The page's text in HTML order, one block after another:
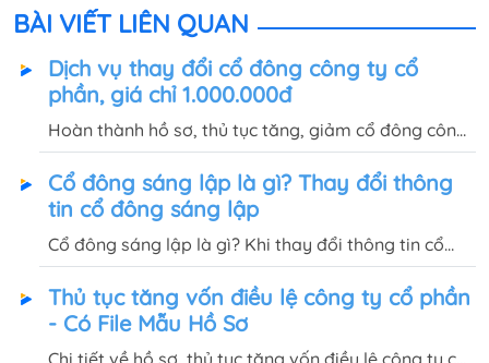
BÀI VIẾT LIÊN QUAN
Dịch vụ thay đổi cổ đông công ty cổ
phần, giá chỉ 1.000.000đ
Hoàn thành hồ sơ, thủ tục tăng, giảm cổ đông công
ty cổ phần trong vòng 1 NGÀY với dịch vụ thay đổi
cổ đông của Quốc Việt, chi phí trọn gói chỉ
1.000.000đ.
Cổ đông sáng lập là gì? Thay đổi thông
tin cổ đông sáng lập
Cổ đông sáng lập là gì? Khi thay đổi thông tin cổ
đông sáng lập, công ty cổ phần có phải thông báo
với Phòng Đăng ký kinh doanh không? Hồ sơ gồm
những gì?
Thủ tục tăng vốn điều lệ công ty cổ phần
- Có File Mẫu Hồ Sơ